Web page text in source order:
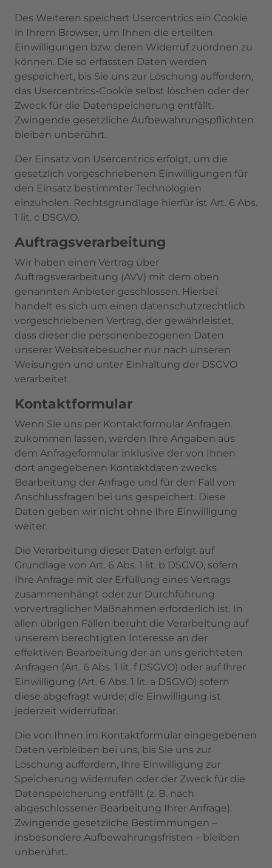
Des Weiteren speichert Usercentrics ein Cookie
in Ihrem Browser, um Ihnen die erteilten
Einwilligungen bzw. deren Widerruf zuordnen zu
können. Die so erfassten Daten werden
gespeichert, bis Sie uns zur Löschung auffordern,
das Usercentrics-Cookie selbst löschen oder der
Zweck für die Datenspeicherung entfällt.
Zwingende gesetzliche Aufbewahrungspflichten
bleiben unberührt.
Der Einsatz von Usercentrics erfolgt, um die
gesetzlich vorgeschriebenen Einwilligungen für
den Einsatz bestimmter Technologien
einzuholen. Rechtsgrundlage hierfür ist Art. 6 Abs.
1 lit. c DSGVO.
Auftragsverarbeitung
Wir haben einen Vertrag über
Auftragsverarbeitung (AVV) mit dem oben
genannten Anbieter geschlossen. Hierbei
handelt es sich um einen datenschutzrechtlich
vorgeschriebenen Vertrag, der gewährleistet,
dass dieser die personenbezogenen Daten
unserer Websitebesucher nur nach unseren
Weisungen und unter Einhaltung der DSGVO
verarbeitet.
Kontaktformular
Wenn Sie uns per Kontaktformular Anfragen
zukommen lassen, werden Ihre Angaben aus
dem Anfrageformular inklusive der von Ihnen
dort angegebenen Kontaktdaten zwecks
Bearbeitung der Anfrage und für den Fall von
Anschlussfragen bei uns gespeichert. Diese
Daten geben wir nicht ohne Ihre Einwilligung
weiter.
Die Verarbeitung dieser Daten erfolgt auf
Grundlage von Art. 6 Abs. 1 lit. b DSGVO, sofern
Ihre Anfrage mit der Erfüllung eines Vertrags
zusammenhängt oder zur Durchführung
vorvertraglicher Maßnahmen erforderlich ist. In
allen übrigen Fällen beruht die Verarbeitung auf
unserem berechtigten Interesse an der
effektiven Bearbeitung der an uns gerichteten
Anfragen (Art. 6 Abs. 1 lit. f DSGVO) oder auf Ihrer
Einwilligung (Art. 6 Abs. 1 lit. a DSGVO) sofern
diese abgefragt wurde; die Einwilligung ist
jederzeit widerrufbar.
Die von Ihnen im Kontaktformular eingegebenen
Daten verbleiben bei uns, bis Sie uns zur
Löschung auffordern, Ihre Einwilligung zur
Speicherung widerrufen oder der Zweck für die
Datenspeicherung entfällt (z. B. nach
abgeschlossener Bearbeitung Ihrer Anfrage).
Zwingende gesetzliche Bestimmungen –
insbesondere Aufbewahrungsfristen – bleiben
unberührt.